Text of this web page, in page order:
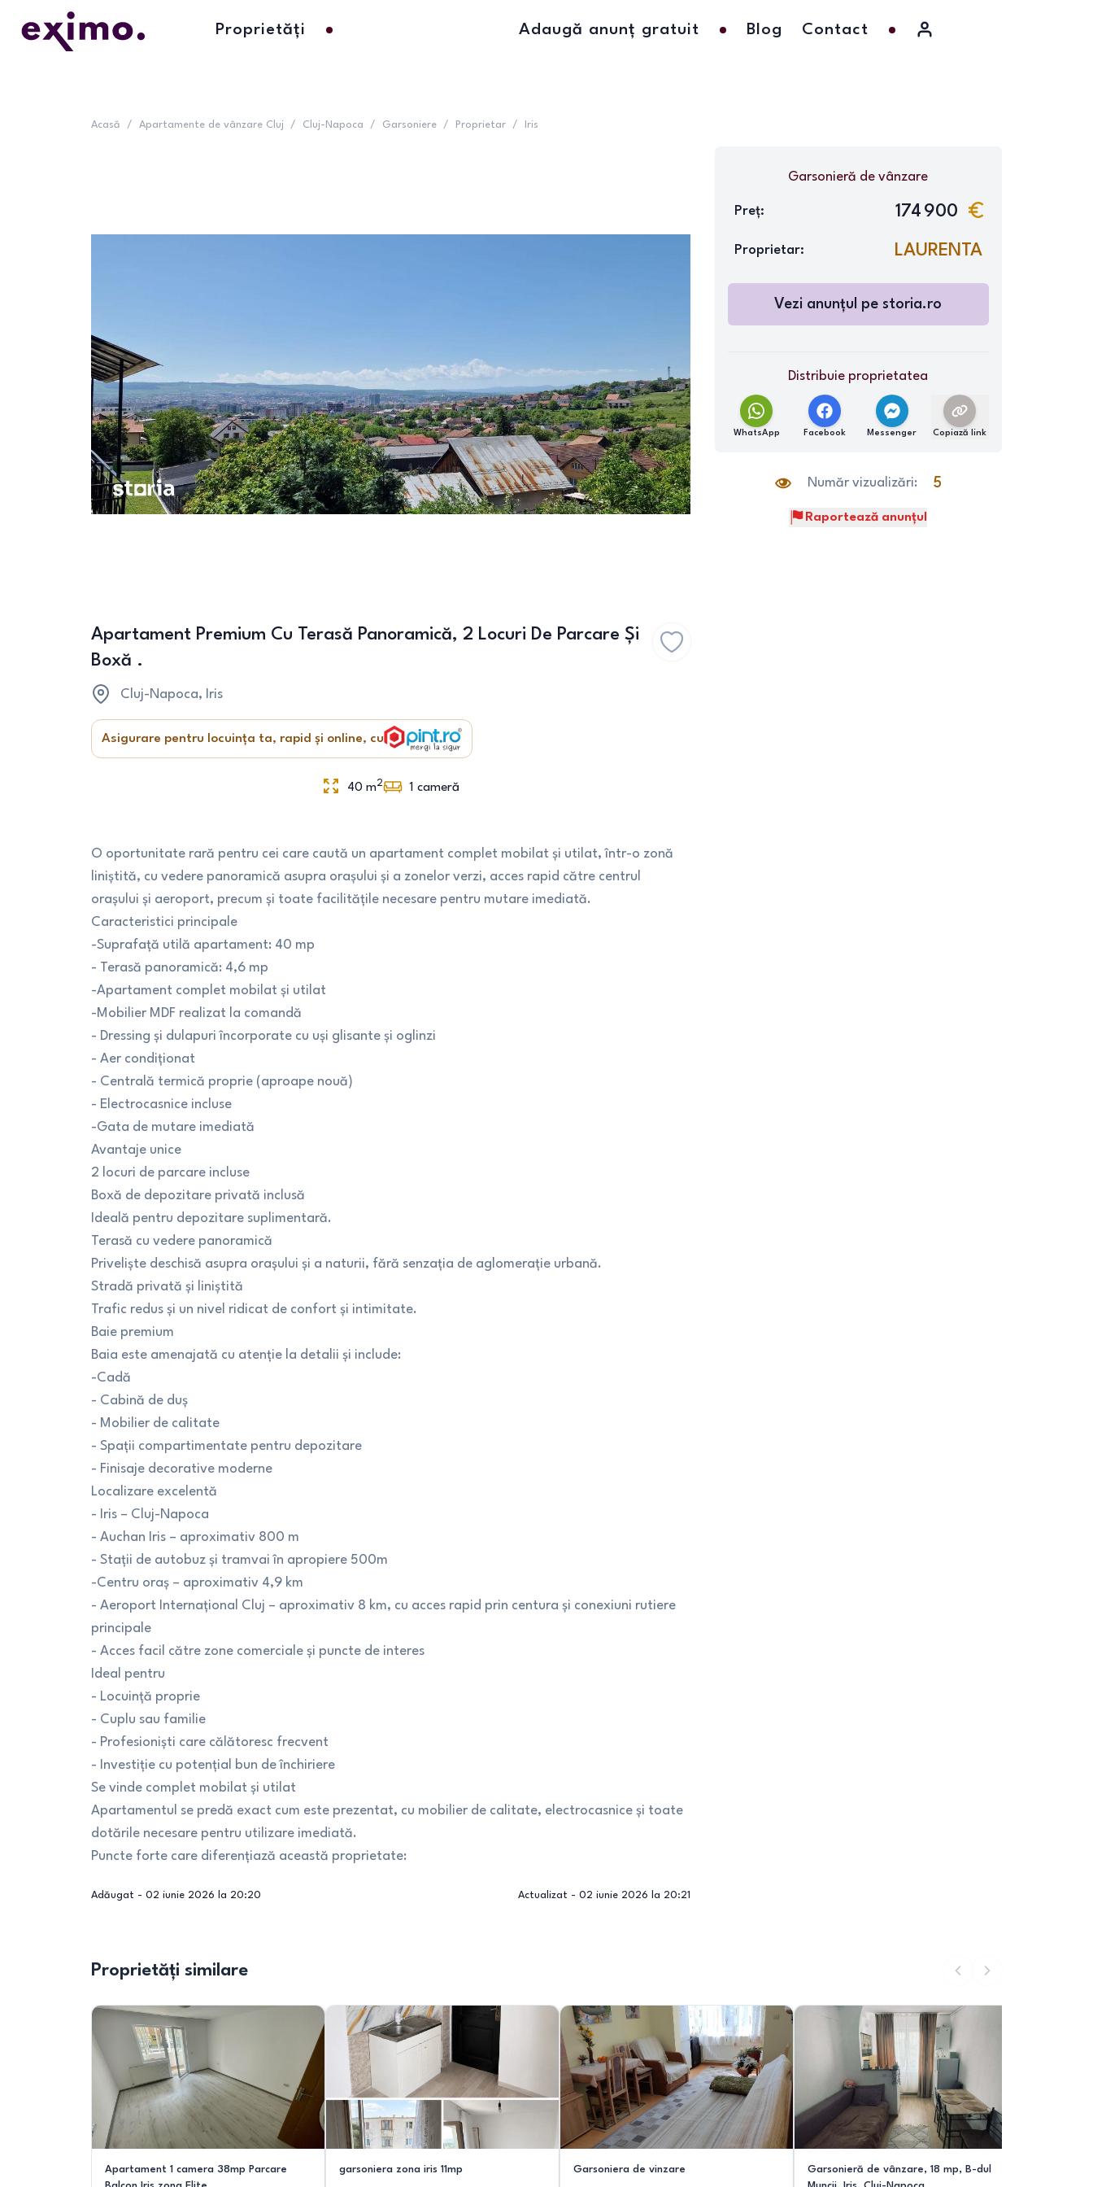
Proprietăți Adaugă anunț gratuit Blog Contact
Acasă / Apartamente de vânzare Cluj / Cluj-Napoca / Garsoniere / Proprietar / Iris
Apartament Premium Cu Terasă Panoramică, 2 Locuri De Parcare Și
Boxă .
Cluj-Napoca, Iris
Asigurare pentru locuința ta, rapid și online, cu
40 m2 1 cameră
O oportunitate rară pentru cei care caută un apartament complet mobilat și utilat, într-o zonă
liniștită, cu vedere panoramică asupra orașului și a zonelor verzi, acces rapid către centrul
orașului și aeroport, precum și toate facilitățile necesare pentru mutare imediată.
Caracteristici principale
-Suprafață utilă apartament: 40 mp
- Terasă panoramică: 4,6 mp
-Apartament complet mobilat și utilat
-Mobilier MDF realizat la comandă
- Dressing și dulapuri încorporate cu uși glisante și oglinzi
- Aer condiționat
- Centrală termică proprie (aproape nouă)
- Electrocasnice incluse
-Gata de mutare imediată
Avantaje unice
2 locuri de parcare incluse
Boxă de depozitare privată inclusă
Ideală pentru depozitare suplimentară.
Terasă cu vedere panoramică
Priveliște deschisă asupra orașului și a naturii, fără senzația de aglomerație urbană.
Stradă privată și liniștită
Trafic redus și un nivel ridicat de confort și intimitate.
Baie premium
Baia este amenajată cu atenție la detalii și include:
-Cadă
- Cabină de duș
- Mobilier de calitate
- Spații compartimentate pentru depozitare
- Finisaje decorative moderne
Localizare excelentă
- Iris – Cluj-Napoca
- Auchan Iris – aproximativ 800 m
- Stații de autobuz și tramvai în apropiere 500m
-Centru oraș – aproximativ 4,9 km
- Aeroport Internațional Cluj – aproximativ 8 km, cu acces rapid prin centura și conexiuni rutiere
principale
- Acces facil către zone comerciale și puncte de interes
Ideal pentru
- Locuință proprie
- Cuplu sau familie
- Profesioniști care călătoresc frecvent
- Investiție cu potențial bun de închiriere
Se vinde complet mobilat și utilat
Apartamentul se predă exact cum este prezentat, cu mobilier de calitate, electrocasnice și toate
dotările necesare pentru utilizare imediată.
Puncte forte care diferențiază această proprietate:
Adăugat - 02 iunie 2026 la 20:20 Actualizat - 02 iunie 2026 la 20:21
Garsonieră de vânzare
Preț: 174 900
Proprietar: LAURENTA
Vezi anunțul pestoria.ro
Distribuie proprietatea
WhatsApp Facebook Messenger Copiază link
Număr vizualizări: 5
Raportează anunțul
Proprietăți similare
Apartament 1 camera 38mp Parcare
garsoniera zona iris 11mp Garsoniera de vinzare
Garsonieră de vânzare, 18 mp, B-dul